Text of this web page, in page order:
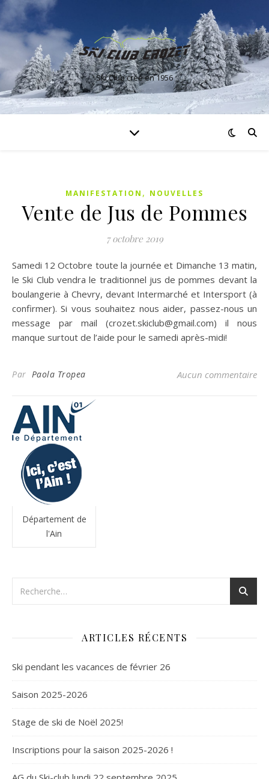
Ski Club créé en 1956
MANIFESTATION , NOUVELLES
Vente de Jus de Pommes
7 octobre 2019
Samedi 12 Octobre toute la journée et Dimanche 13 matin,
le Ski Club vendra le traditionnel jus de pommes devant la
boulangerie à Chevry, devant Intermarché et Intersport (à
confirmer). Si vous souhaitez nous aider, passez-nous un
message par mail (crozet.skiclub@gmail.com) il nous
manque surtout de l’aide pour le samedi après-midi!
Par Paola Tropea Aucun commentaire
Département de
l'Ain
ARTICLES RÉCENTS
Ski pendant les vacances de février 26
Saison 2025-2026
Stage de ski de Noël 2025!
Inscriptions pour la saison 2025-2026 !